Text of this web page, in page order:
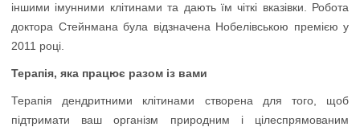
іншими імунними клітинами та дають їм чіткі вказівки. Робота
доктора Стейнмана була відзначена Нобелівською премією у
2011 році.
Терапія, яка працює разом із вами
Терапія дендритними клітинами створена для того, щоб
підтримати ваш організм природним і цілеспрямованим